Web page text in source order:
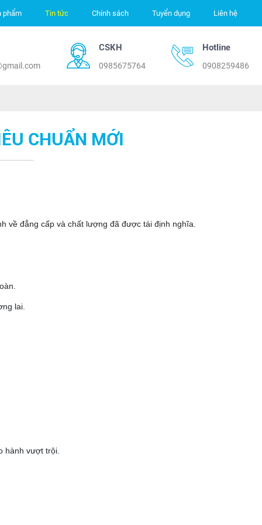
phẩm Tin tức Chính sách Tuyển dụng Liên hệ
CSKH
0985675764
Hotline
0908259486
CHUẨN MỚI
về đẳng cấp và chất lượng đã được tái định nghĩa.
lai.
hành vượt trội.